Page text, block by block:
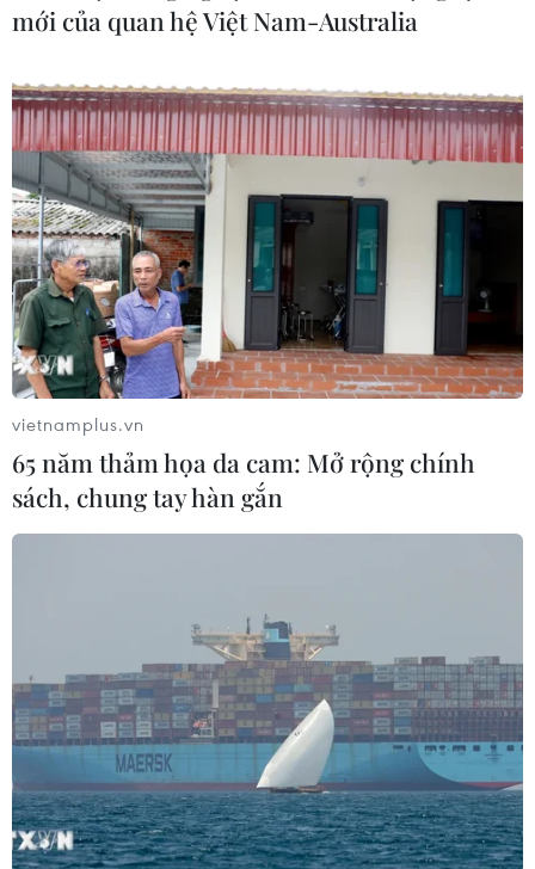
mới của quan hệ Việt Nam-Australia
vietnamplus.vn
65 năm thảm họa da cam: Mở rộng chính
sách, chung tay hàn gắn